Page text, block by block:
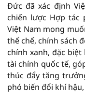
Đức đã xác định
chiến lược Hợp tác
Việt Nam mong
thể chế, chính sách
chính xanh, đặc biệt
tài chính quốc tế,
thúc đẩy tăng
phó biến đổi khí